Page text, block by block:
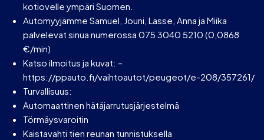
kotiovelle ympäri Suomen.
Automyyjämme Samuel, Jouni, Lasse, Anna ja Miika
palvelevat sinua numerossa 075 3040 5210 (0,0868
€/min)
Katso ilmoitus ja kuvat: –
https://ppauto.fi/vaihtoautot/peugeot/e-208/357261/
Turvallisuus:
Automaattinen hätäjarrutusjärjestelmä
Törmäysvaroitin
Kaistavahti tien reunan tunnistuksella